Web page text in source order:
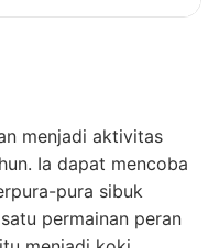
menjadi aktivitas
Ia dapat mencoba
pura sibuk
permainan peran